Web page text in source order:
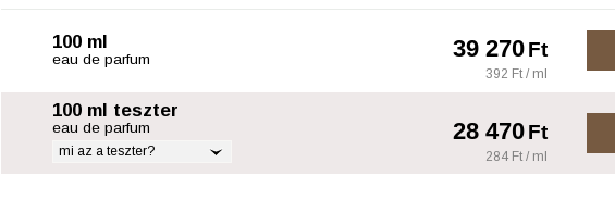
100 ml
eau de parfum 39 270Ft
392 Ft / ml
100 ml teszter
eau de parfum
mi az a teszter?
28 470Ft
284 Ft / ml